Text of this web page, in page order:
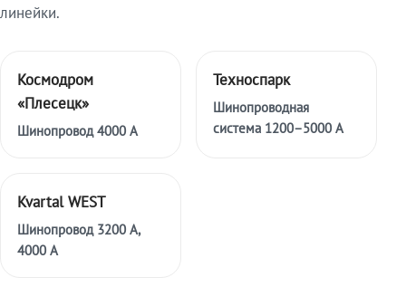
линейки.
Космодром
«Плесецк»
Шинопровод 4000 А
Техноспарк
Шинопроводная
система 1200–5000 А
Kvartal WEST
Шинопровод 3200 А,
4000 А